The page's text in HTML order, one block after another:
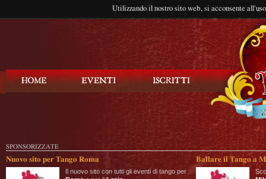
Utilizzando il nostro sito web, si acconsente
SPONSORIZZATE
Nuovo sito per Tango Roma
Il nuovo sito con tutti gli eventi di tango per
Ballare il Tango a